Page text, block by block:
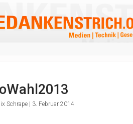
Schrape | 3. Februar 2014